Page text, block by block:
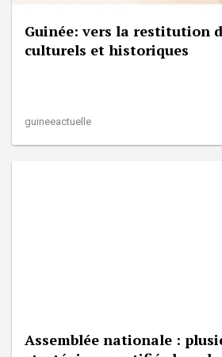
Guinée: vers la restitution
culturels et historiques
guineeactuelle
Assemblée nationale :